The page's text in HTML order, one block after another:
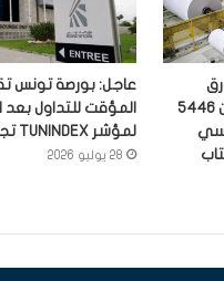
بالقصرين تنجح في تأمين 5446
عاجل: بورصة تونس
المؤقت للتداول بعد
لمؤشر TUNINDEX تجاوز3%
28 يوليو 2026